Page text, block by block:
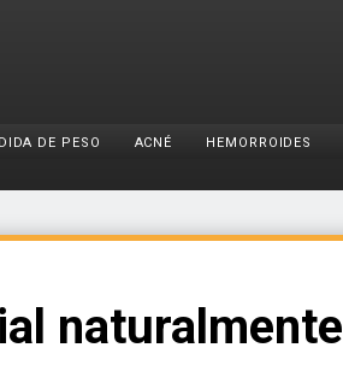
DE PESO ACNÉ HEMORROIDES
naturalmente